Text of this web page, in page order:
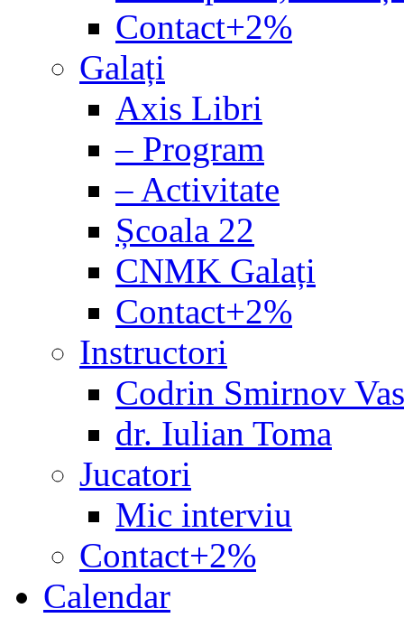
Contact+2%
Galați
Axis Libri
– Program
– Activitate
Școala 22
CNMK Galați
Contact+2%
Instructori
Codrin Smirnov
dr. Iulian Toma
Jucatori
Mic interviu
Contact+2%
Calendar